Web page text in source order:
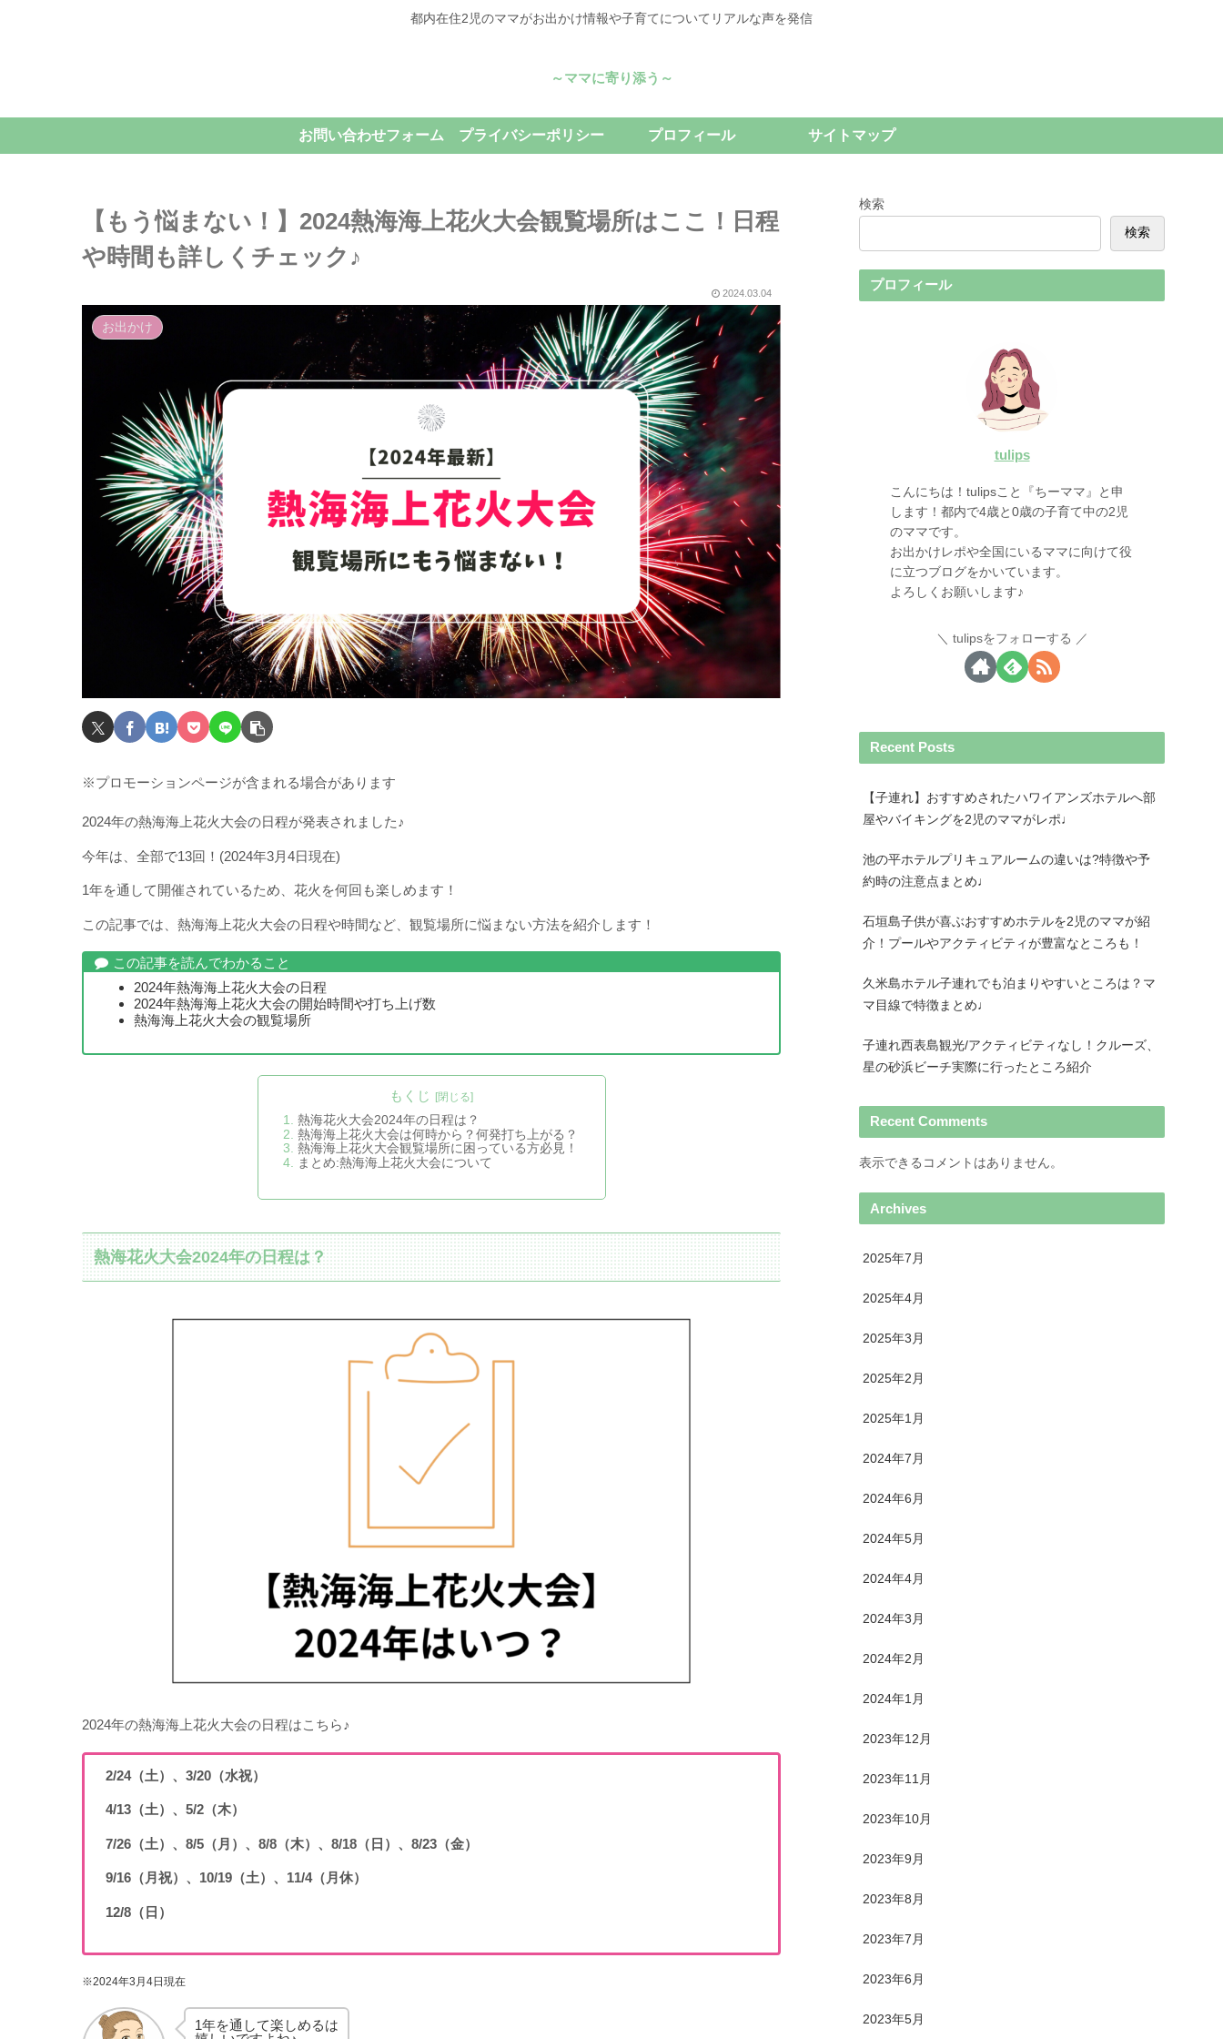
都内在住2児のママがお出かけ情報や子育てについてリアルな声を発信
～ママに寄り添う～
お問い合わせフォーム プライバシーポリシー プロフィール サイトマップ
【もう悩まない！】2024熱海海上花火大会観覧場所はここ！日程
や時間も詳しくチェック♪
2024.03.04
お出かけ
※プロモーションページが含まれる場合があります
2024年の熱海海上花火大会の日程が発表されました♪
今年は、全部で13回！(2024年3月4日現在)
1年を通して開催されているため、花火を何回も楽しめます！
この記事では、熱海海上花火大会の日程や時間など、観覧場所に悩まない方法を紹介します！
この記事を読んでわかること
2024年熱海海上花火大会の日程
2024年熱海海上花火大会の開始時間や打ち上げ数
熱海海上花火大会の観覧場所
もくじ
熱海花火大会2024年の日程は？
熱海海上花火大会は何時から？何発打ち上がる？
熱海海上花火大会観覧場所に困っている方必見！
まとめ:熱海海上花火大会について
熱海花火大会2024年の日程は？
2024年の熱海海上花火大会の日程はこちら♪
2/24（土）、3/20（水祝）
4/13（土）、5/2（木）
7/26（土）、8/5（月）、8/8（木）、8/18（日）、8/23（金）
9/16（月祝）、10/19（土）、11/4（月休）
12/8（日）
※2024年3月4日現在
1年を通して楽しめるは
検索
検索
プロフィール
tulips
こんにちは！tulipsこと『ちーママ』と申
します！都内で4歳と0歳の子育て中の2児
のママです。
お出かけレポや全国にいるママに向けて役
に立つブログをかいています。
よろしくお願いします♪
tulipsをフォローする
Recent Posts
【子連れ】おすすめされたハワイアンズホテルへ部
屋やバイキングを2児のママがレポ♩
池の平ホテルプリキュアルームの違いは?特徴や予
約時の注意点まとめ♩
石垣島子供が喜ぶおすすめホテルを2児のママが紹
介！プールやアクティビティが豊富なところも！
久米島ホテル子連れでも泊まりやすいところは？マ
マ目線で特徴まとめ♩
子連れ西表島観光/アクティビティなし！クルーズ、
星の砂浜ビーチ実際に行ったところ紹介
Recent Comments
表示できるコメントはありません。
Archives
2025年7月
2025年4月
2025年3月
2025年2月
2025年1月
2024年7月
2024年6月
2024年5月
2024年4月
2024年3月
2024年2月
2024年1月
2023年12月
2023年11月
2023年10月
2023年9月
2023年8月
2023年7月
2023年6月
2023年5月